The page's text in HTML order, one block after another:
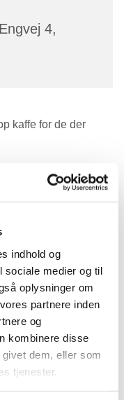
indhold og
sociale medier og til
oplysninger om
partnere inden
og
kombinere disse
dem, eller som
tjenester.
4,
kaffe for de der